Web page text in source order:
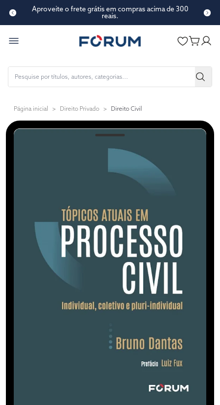
Aproveite o frete grátis em compras acima de 300
reais.
Página inicial > Direito Privado > Direito Civil